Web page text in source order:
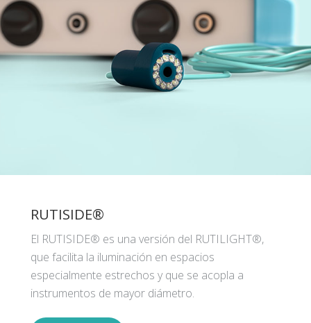
RUTISIDE®
El RUTISIDE® es una versión del RUTILIGHT®,
que facilita la iluminación en espacios
especialmente estrechos y que se acopla a
instrumentos de mayor diámetro.